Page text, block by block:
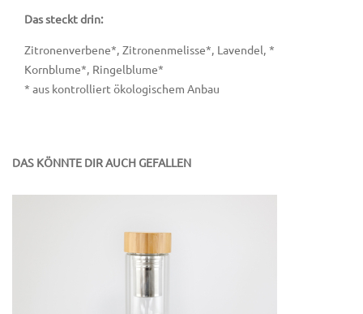
Das steckt drin:
Zitronenverbene*, Zitronenmelisse*, Lavendel, *
Kornblume*, Ringelblume*
* aus kontrolliert ökologischem Anbau
DAS KÖNNTE DIR AUCH GEFALLEN